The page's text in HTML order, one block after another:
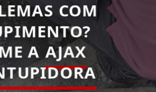
COM
A AJAX